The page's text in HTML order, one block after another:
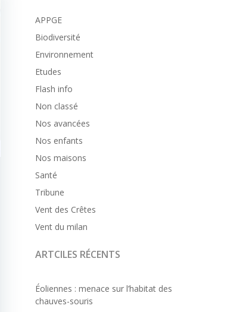
APPGE
Biodiversité
Environnement
Etudes
Flash info
Non classé
Nos avancées
Nos enfants
Nos maisons
Santé
Tribune
Vent des Crêtes
Vent du milan
ARTCILES RÉCENTS
Éoliennes : menace sur l’habitat des
chauves-souris